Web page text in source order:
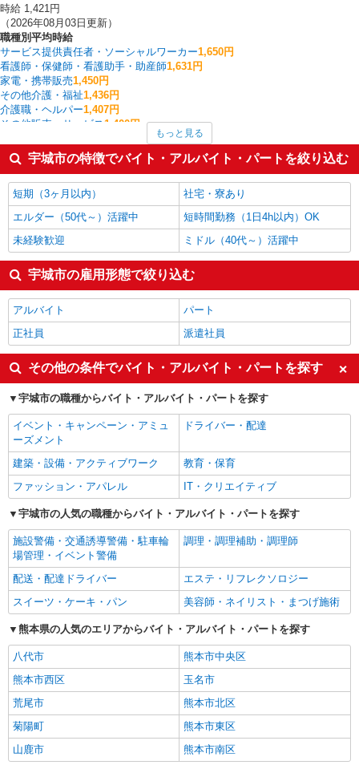
時給 1,421円
（2026年08月03日更新）
職種別平均時給
サービス提供責任者・ソーシャルワーカー1,650円
看護師・保健師・看護助手・助産師1,631円
家電・携帯販売1,450円
その他介護・福祉1,436円
介護職・ヘルパー1,407円
その他販売・サービス 1,400円
調理・調理補助・調理師1,215円
製造・組立・加工1,214円
梱包・仕分け・ピッキング1,200円
宇城市の他の職種の平均時給を見る
もっと見る
宇城市の特徴でバイト・アルバイト・パートを絞り込む
短期（3ヶ月以内）
社宅・寮あり
エルダー（50代～）活躍中
短時間勤務（1日4h以内）OK
未経験歓迎
ミドル（40代～）活躍中
宇城市の雇用形態で絞り込む
アルバイト
パート
正社員
派遣社員
その他の条件でバイト・アルバイト・パートを探す
宇城市の職種からバイト・アルバイト・パートを探す
イベント・キャンペーン・アミュ
ーズメント
ドライバー・配達
建築・設備・アクティブワーク
教育・保育
ファッション・アパレル
IT・クリエイティブ
宇城市の人気の職種からバイト・アルバイト・パートを探す
施設警備・交通誘導警備・駐車輪
場管理・イベント警備
調理・調理補助・調理師
配送・配達ドライバー
エステ・リフレクソロジー
スイーツ・ケーキ・パン
美容師・ネイリスト・まつげ施術
熊本県の人気のエリアからバイト・アルバイト・パートを探す
八代市
熊本市中央区
熊本市西区
玉名市
荒尾市
熊本市北区
菊陽町
熊本市東区
山鹿市
熊本市南区